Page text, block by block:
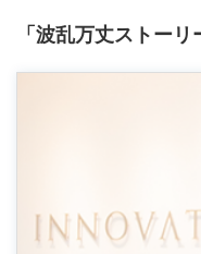
「波乱万丈ストー